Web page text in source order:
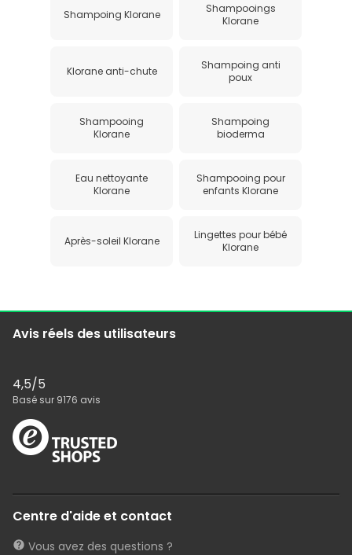
Shampoing Klorane
Shampooings
Klorane
Klorane anti-chute
Shampoing anti
poux
Shampooing
Klorane
Shampoing
bioderma
Eau nettoyante
Klorane
Shampooing pour
enfants Klorane
Après-soleil Klorane
Lingettes pour bébé
Klorane
Avis réels des utilisateurs
4,5/5
Basé sur 9176 avis
Centre d'aide et contact
Vous avez des questions ?